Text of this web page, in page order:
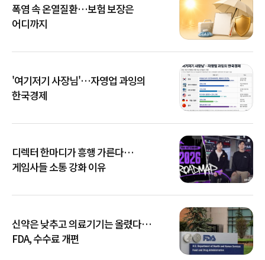
폭염 속 온열질환…보험 보장은
어디까지
'여기저기 사장님'…자영업 과잉의
한국경제
디렉터 한마디가 흥행 가른다…
게임사들 소통 강화 이유
신약은 낮추고 의료기기는 올렸다…
FDA, 수수료 개편